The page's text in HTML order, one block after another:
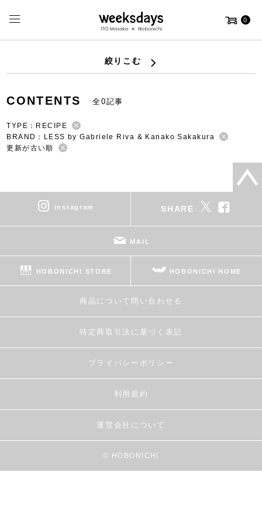
0
絞りこむ
CONTENTS 全0記事
TYPE：RECIPE
BRAND：LESS by Gabriele Riva & Kanako Sakakura
更新が古い順
instagram SHARE
MAIL
HOBONICHI STORE HOBONICHI HOME
商品について問い合わせる
特定商取引法に基づく表記
プライバシーポリシー
利用規約
運営会社について
© HOBONICHI